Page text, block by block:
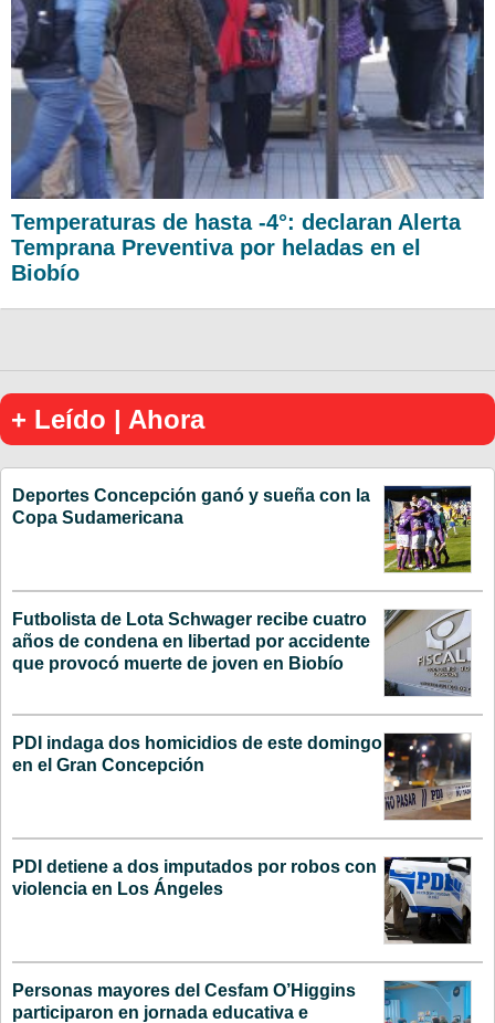
Temperaturas de hasta -4°: declaran Alerta
Temprana Preventiva por heladas en el
Biobío
+ Leído | Ahora
Deportes Concepción ganó y sueña con la
Copa Sudamericana
Futbolista de Lota Schwager recibe cuatro
años de condena en libertad por accidente
que provocó muerte de joven en Biobío
PDI indaga dos homicidios de este domingo
en el Gran Concepción
PDI detiene a dos imputados por robos con
violencia en Los Ángeles
Personas mayores del Cesfam O’Higgins
participaron en jornada educativa e